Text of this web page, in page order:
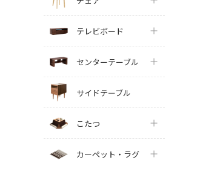
テレビボード
センターテーブル
サイドテーブル
こたつ
カーペット・ラグ